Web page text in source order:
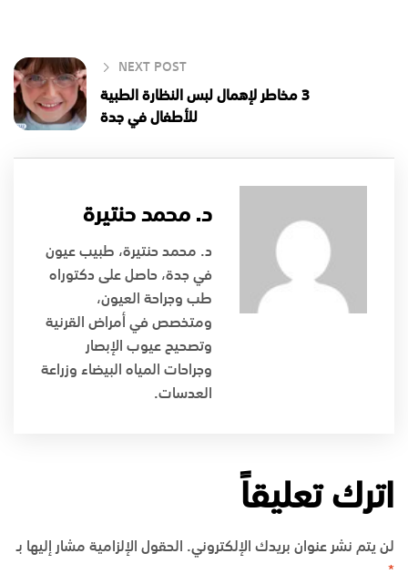
NEXT POST
3 مخاطر لإهمال لبس النظارة الطبية
للأطفال في جدة
د. محمد حنتيرة
د. محمد حنتيرة، طبيب عيون
في جدة، حاصل على دكتوراه
طب وجراحة العيون،
ومتخصص في أمراض القرنية
وتصحيح عيوب الإبصار
وجراحات المياه البيضاء وزراعة
العدسات.
اترك تعليقاً
لن يتم نشر عنوان بريدك الإلكتروني.
الحقول الإلزامية مشار إليها بـ